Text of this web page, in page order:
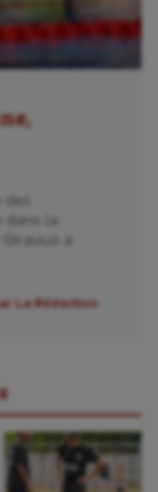
dans la
a
La Rédaction